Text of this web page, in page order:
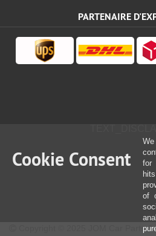
PARTENAIRE
Copyright © 2025 JOM Car Parts
Cookie Consent
for
of